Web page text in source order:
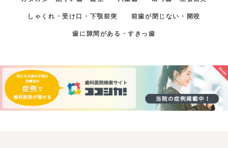
しゃくれ・受け口・下顎前突 前歯が閉じない・開咬
歯に隙間がある・すきっ歯